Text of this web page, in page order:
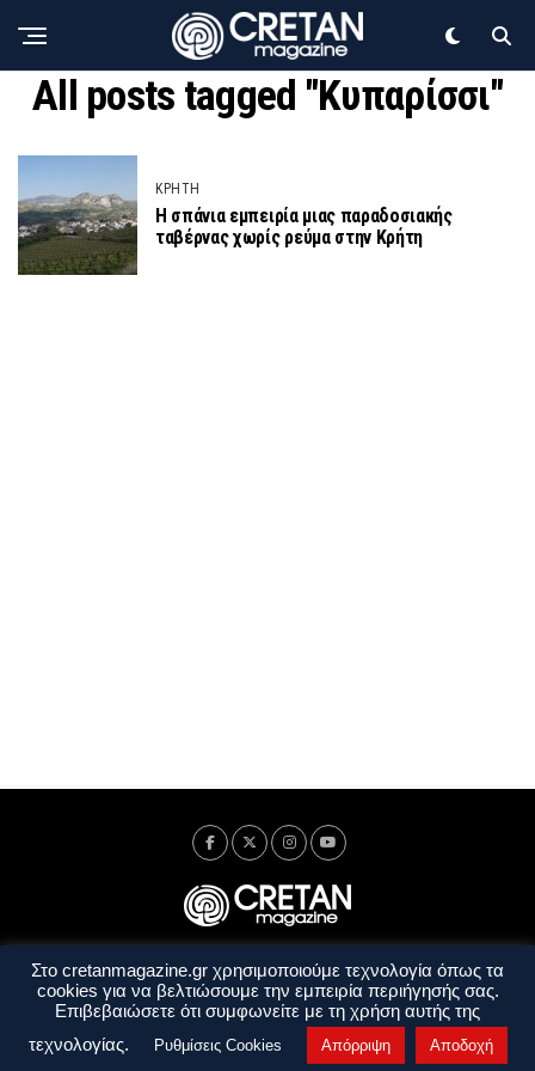
All posts tagged "Κυπαρίσσι"
ΚΡΗΤΗ
Η σπάνια εμπειρία μιας παραδοσιακής
ταβέρνας χωρίς ρεύμα στην Κρήτη
Ταυτότητα Πολιτική Απορρήτου
Όροι Χρήσης
Όροι και Προϋποθέσεις
Στο cretanmagazine.gr χρησιμοποιούμε τεχνολογία όπως τα
cookies για να βελτιώσουμε την εμπειρία περιήγησής σας.
Επιβεβαιώσετε ότι συμφωνείτε με τη χρήση αυτής της
τεχνολογίας.
Ρυθμίσεις Cookies Απόρριψη Αποδοχή